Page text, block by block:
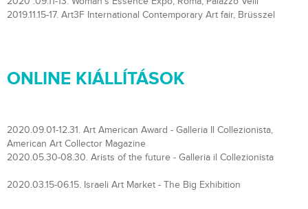
2019.11.15-17. Art3F International Contemporary Art fair, Brüsszel
ONLINE KIÁLLÍTÁSOK
2020.09.01-12.31. Art American Award - Galleria Il Collezionista,
American Art Collector Magazine
2020.05.30-08.30. Arists of the future - Galleria il Collezionista
2020.03.15-06.15. Israeli Art Market - The Big Exhibition